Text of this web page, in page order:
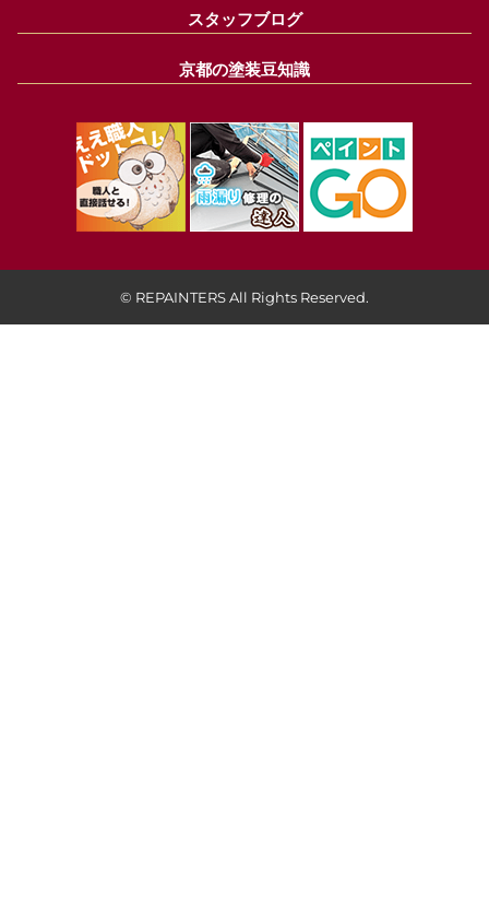
スタッフブログ
京都の塗装豆知識
© REPAINTERS All Rights Reserved.